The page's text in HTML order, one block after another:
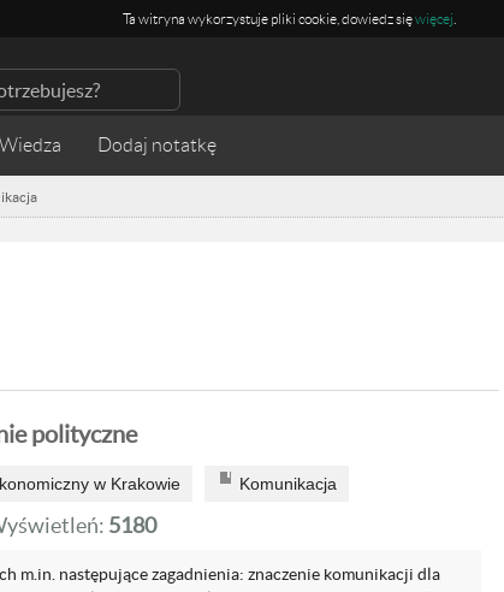
Ta witryna wykorzystuje pliki cookie, dowiedz sięwięcej
Wiedza
polityczne
w Krakowie Komunikacja
5180
m.in. następujące zagadnienia: znaczenie komunikacji dla